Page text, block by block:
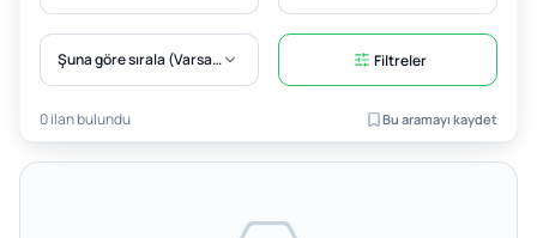
Şuna göre sırala (Varsayılan) Filtreler
0 ilan bulundu Bu aramayı kaydet